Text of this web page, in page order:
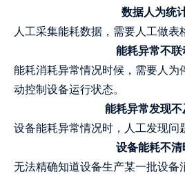
数据人为统
人工采集能耗数据，需要人工做表
能耗异常不联
能耗消耗异常情况时候，需要人为
动控制设备运行状态。
能耗异常发现不
设备能耗异常情况时，人工发现问
设备能耗不清
无法精确知道设备生产某一批设备